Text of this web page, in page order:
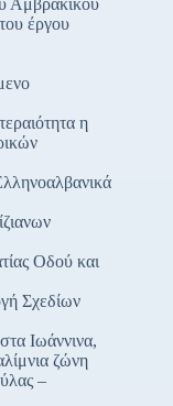
Αμβρακικού
έργου
η
Οδού και
Σχεδίων
Ιωάννινα,
ζώνη
–